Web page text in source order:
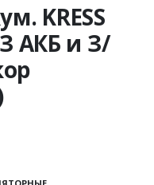
KRESS
АКБ и З/